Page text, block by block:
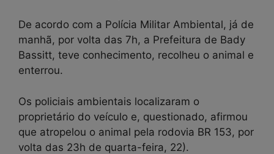
De acordo com a Polícia Militar Ambiental, já de
manhã, por volta das 7h, a Prefeitura de Bady
Bassitt, teve conhecimento, recolheu o animal e
enterrou.
Os policiais ambientais localizaram o
proprietário do veículo e, questionado, afirmou
que atropelou o animal pela rodovia BR 153, por
volta das 23h de quarta-feira, 22).